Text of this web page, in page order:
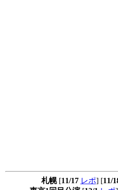
札幌[11/17 レポ] [11/